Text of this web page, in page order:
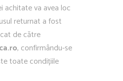
achitate va avea loc
returnat a fost
de către
, confirmându-se
toate condițiile